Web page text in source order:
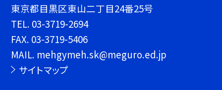
東京都目黒区東山二丁目24番25号
TEL. 03-3719-2694
FAX. 03-3719-5406
MAIL. mehgymeh.sk@meguro.ed.jp
サイトマップ